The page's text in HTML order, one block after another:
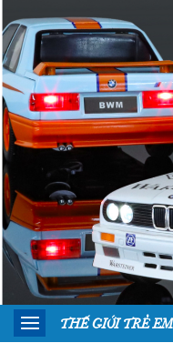
THẾ GIỚI TRẺ EM